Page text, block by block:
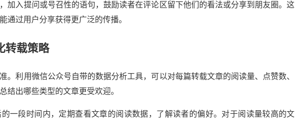
加入提问或号召性的语句，鼓励读者在评论区留下他们的看法或分享到朋友圈。这
通过用户分享获得更广泛的传播。
转载策略
。利用微信公众号自带的数据分析工具，可以对每篇转载文章的阅读量、点赞数、
结出哪些类型的文章更受欢迎。
一段时间内，定期查看文章的阅读数据，了解读者的偏好。对于阅读量较高的文